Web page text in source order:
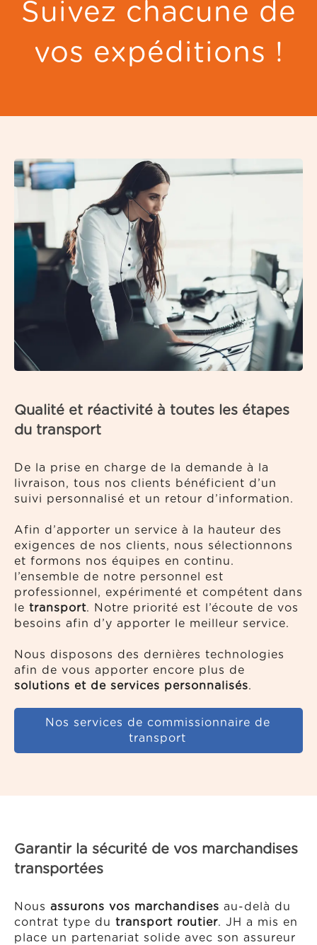
Suivez chacune de
vos expéditions !
Qualité et réactivité à toutes les étapes
du transport
De la prise en charge de la demande à la
livraison, tous nos clients bénéficient d’un
suivi personnalisé et un retour d’information.
Afin d’apporter un service à la hauteur des
exigences de nos clients, nous sélectionnons
et formons nos équipes en continu.
l’ensemble de notre personnel est
professionnel, expérimenté et compétent dans
le transport. Notre priorité est l’écoute de vos
besoins afin d’y apporter le meilleur service.
Nous disposons des dernières technologies
afin de vous apporter encore plus de
solutions et de services personnalisés.
Nos services de commissionnaire de
transport
Garantir la sécurité de vos marchandises
transportées
Nous assurons vos marchandises au-delà du
contrat type du transport routier. JH a mis en
place un partenariat solide avec son assureur